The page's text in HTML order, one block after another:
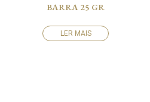
BARRA 25 GR
LER MAIS